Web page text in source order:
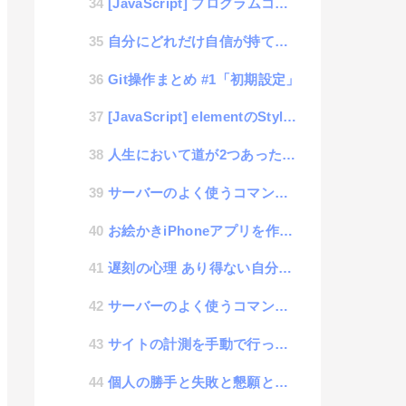
[JavaScript] プログラムコードを表示する為のプログラム
自分にどれだけ自信が持てますか？
Git操作まとめ #1「初期設定」
[JavaScript] elementのStyleを取得するカンタンコード
人生において道が2つあったら迷わず悪い方を選択する方が良いのか？
サーバーのよく使うコマンドメモ| top
お絵かきiPhoneアプリを作ってみた #4「データ保存機能」
遅刻の心理 あり得ない自分勝手論
サーバーのよく使うコマンドメモ| mount
サイトの計測を手動で行ってみる PHP #1「ログを取得する」
個人の勝手と失敗と懇願と愛想について